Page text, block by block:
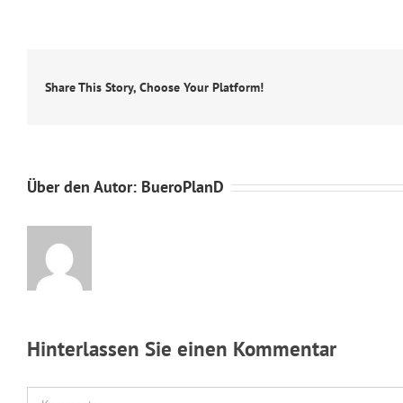
Share This Story, Choose Your Platform!
Über den Autor: BueroPlanD
Hinterlassen Sie einen Kommentar